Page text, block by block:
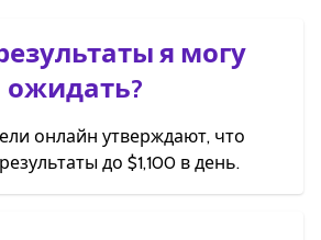
я могу
ожидать?
онлайн утверждают, что
до $1,100 в день.